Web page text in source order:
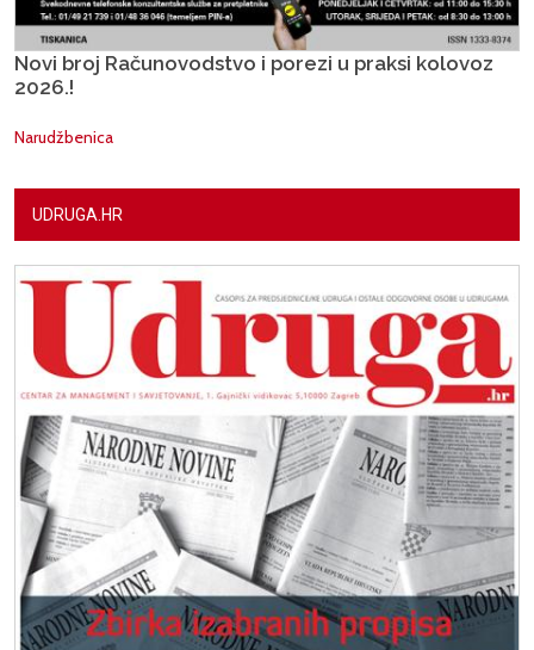
Novi broj Računovodstvo i porezi u praksi kolovoz
2026.!
Narudžbenica
UDRUGA.HR